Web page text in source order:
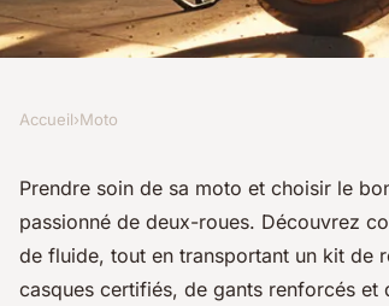
et
deux-roues
Accueil›Moto
Prendre soin de sa moto et choisir le
passionné de deux-roues. Découvrez
de fluide, tout en transportant un kit de
casques certifiés, de gants renforcés